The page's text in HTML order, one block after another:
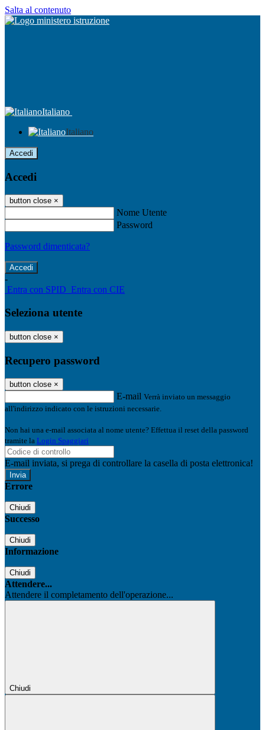
Salta al contenuto
Italiano
Italiano
Accedi
Accedi
button close ×
Nome Utente
Password
Password dimenticata?
-
Entra con SPID Entra con CIE
Seleziona utente
button close ×
Recupero password
button close ×
E-mail Verrà inviato un messaggio
all'indirizzo indicato con le istruzioni necessarie.
Non hai una e-mail associata al nome utente? Effettua il reset della password
tramite la Login Spaggiari
E-mail inviata, si prega di controllare la casella di posta elettronica!
Errore
Chiudi
Successo
Chiudi
Informazione
Chiudi
Attendere...
Attendere il completamento dell'operazione...
Chiudi